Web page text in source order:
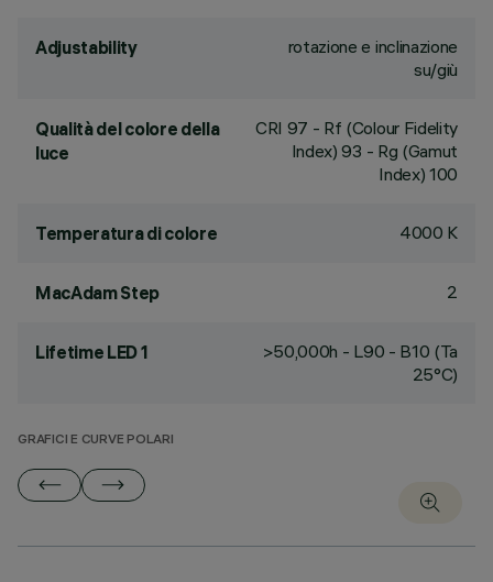
Adjustability
rotazione e inclinazione
su/giù
Qualità del colore della
luce
CRI 97 - Rf (Colour Fidelity
Index) 93 - Rg (Gamut
Index) 100
Temperatura di colore 4000 K
MacAdam Step 2
Lifetime LED 1
>50,000h - L90 - B10 (Ta
25°C)
GRAFICI E CURVE POLARI